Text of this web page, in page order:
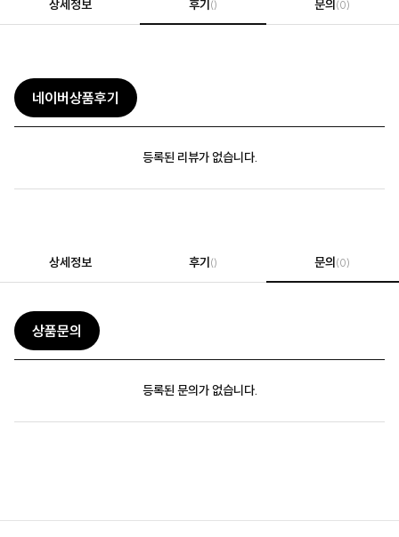
상세정보 후기 () 문의 (0)
네이버상품후기
등록된 리뷰가 없습니다.
상세정보 후기 () 문의 (0)
상품문의
등록된 문의가 없습니다.